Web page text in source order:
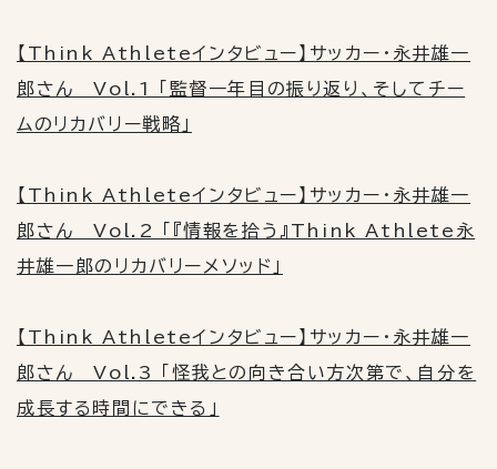
【Think Athleteインタビュー】サッカー・永井雄一
郎さん Vol.1 「監督一年目の振り返り、そしてチー
ムのリカバリー戦略」
【Think Athleteインタビュー】サッカー・永井雄一
郎さん Vol.2 「『情報を拾う』Think Athlete永
井雄一郎のリカバリーメソッド」
【Think Athleteインタビュー】サッカー・永井雄一
郎さん Vol.3 「怪我との向き合い方次第で、自分を
成長する時間にできる」